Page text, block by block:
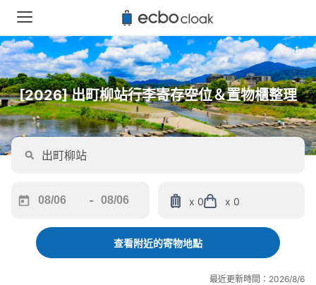
[2026] 出町柳站行李寄存空位＆置物櫃整理
forward
interact
-
backward
interact
x 0 x 0
查看附近的寄物地點
最近更新時間：2026/8/6